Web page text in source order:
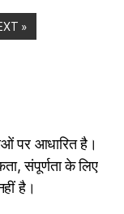
»
पर आधारित है।
संपूर्णता के लिए
है।